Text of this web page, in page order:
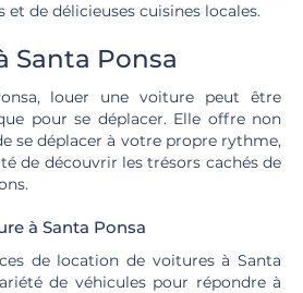
de délicieuses cuisines locales.
Santa Ponsa
louer une voiture peut être
pour se déplacer. Elle offre non
se déplacer à votre propre rythme,
de découvrir les trésors cachés de
à Santa Ponsa
de location de voitures à Santa
de véhicules pour répondre à